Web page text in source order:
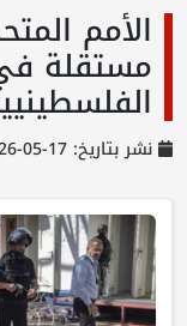
الأمم
مستقلة
نشر بتاريخ: 17-05-2026 |